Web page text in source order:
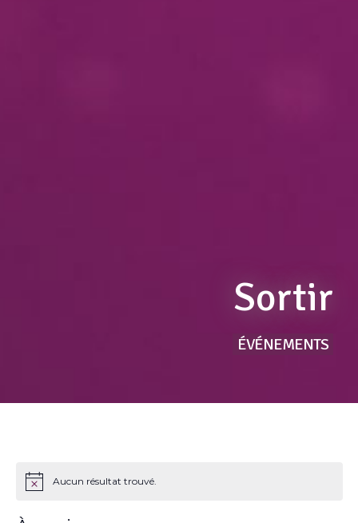
Sortir
ÉVÉNEMENTS
Aucun résultat trouvé.